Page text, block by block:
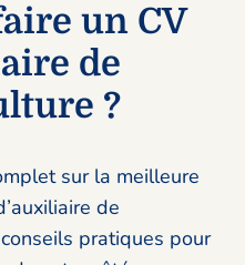
un CV
de
?
sur la meilleure
de
pratiques pour